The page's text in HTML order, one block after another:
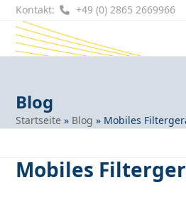
Skip
content
Kontakt: +49 (0) 2865 2669966
Blog
Startseite » Blog » Mobiles
Mobiles